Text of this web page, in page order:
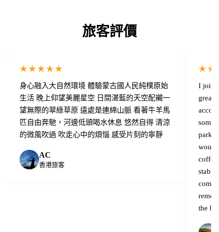
旅客評價
★★★★★
身心融入大自然環境 體驗蒙古國人民純樸原始
生活 晚上仰望美麗星空 日間湛藍的天空配襯一
望無際的翠綠草原 遠處是連綿山脈 看著牛羊馬
匹自由奔馳，河邊低頭喝水休息 悠然自得 清涼
的微風吹過 吹走心中的煩惱 感受片刻的寧靜
AC
香港旅客
I
great,
some
parks
would
stable
the